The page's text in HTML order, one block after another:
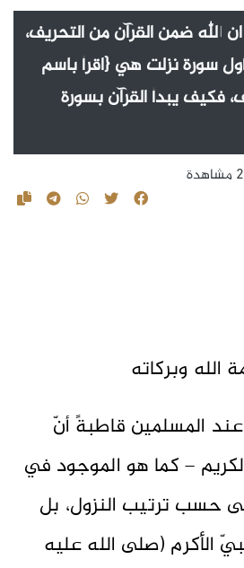
الله ضمن القرآن من التحريف،
سورة نزلت هي {اقرأ باسم
فكيف يبدأ القرآن بسورة
الله وبركاته
عند المسلمين قاطبةً أنّ
– كما هو الموجود في
حسب ترتيب النزول، بل
الأكرم (صلى الله عليه